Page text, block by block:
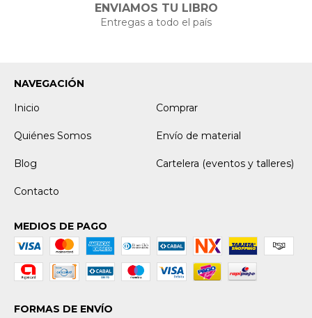
ENVIAMOS TU LIBRO
Entregas a todo el país
NAVEGACIÓN
Inicio
Comprar
Quiénes Somos Envío de material
Blog Cartelera (eventos y talleres)
Contacto
MEDIOS DE PAGO
FORMAS DE ENVÍO